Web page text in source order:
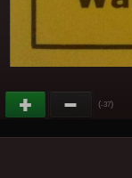
(-37)